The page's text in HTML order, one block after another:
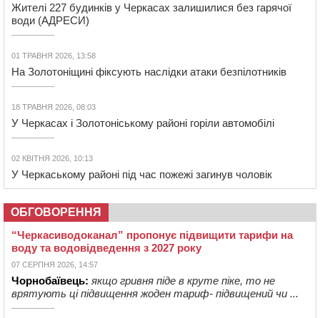
Жителі 227 будинків у Черкасах залишилися без гарячої
води (АДРЕСИ)
01 ТРАВНЯ 2026, 13:58
На Золотоніщині фіксують наслідки атаки безпілотників
18 ТРАВНЯ 2026, 08:03
У Черкасах і Золотоніському районі горіли автомобілі
02 КВІТНЯ 2026, 10:13
У Черкаському районі під час пожежі загинув чоловік
ОБГОВОРЕННЯ
“Черкасиводоканал” пропонує підвищити тарифи на
воду та водовідведення з 2027 року
07 СЕРПНЯ 2026, 14:57
Чорнобаївець: якщо гривня піде в круте піке, то не
врятують ці підвищення жоден тариф- підвищений чи ...